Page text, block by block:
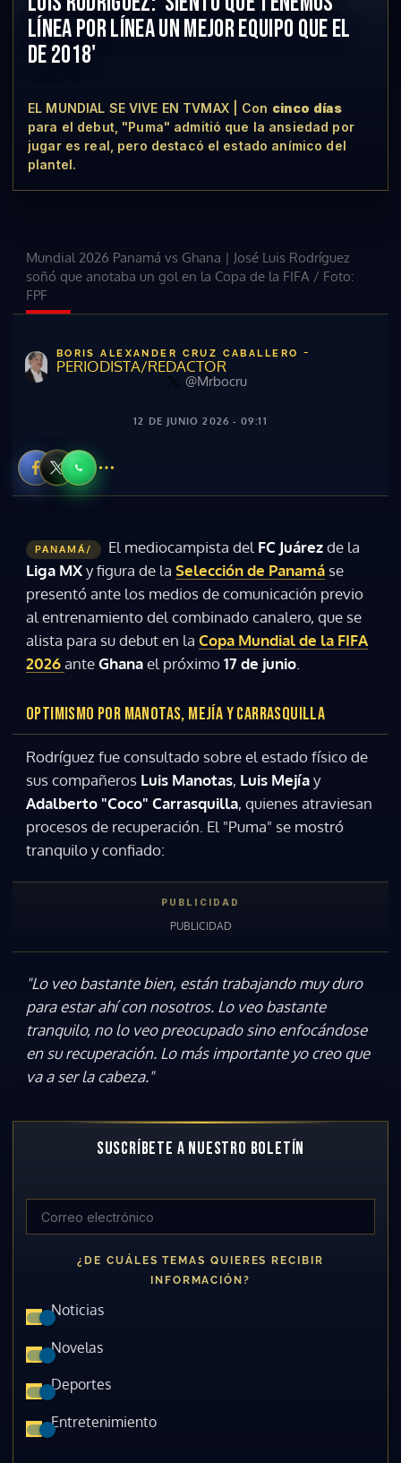
LÍNEA POR LÍNEA UN MEJOR EQUIPO QUE EL
DE 2018'
EL MUNDIAL SE VIVE EN TVMAX | Con cinco días
para el debut, "Puma" admitió que la ansiedad por
jugar es real, pero destacó el estado anímico del
plantel.
Mundial 2026 Panamá vs Ghana | José Luis Rodríguez
soñó que anotaba un gol en la Copa de la FIFA / Foto:
FPF
BORIS ALEXANDER CRUZ CABALLERO -
PERIODISTA/REDACTOR
@Mrbocru
12 DE JUNIO 2026 - 09:11
PANAMÁ/ El mediocampista del FC Juárezde la
Liga MXy figura de la Selección de Panamá se
presentó ante los medios de comunicación previo
al entrenamiento del combinado canalero, que se
alista para su debut en la Copa Mundial de la FIFA
2026anteGhanael próximo17 de junio
OPTIMISMO POR MANOTAS, MEJÍA Y CARRASQUILLA
Rodríguez fue consultado sobre el estado físico de
sus compañeros Luis Manotas, Luis Mejíay
Adalberto "Coco" Carrasquilla, quienes atraviesan
procesos de recuperación. El "Puma" se mostró
tranquilo y confiado:
"Lo veo bastante bien, están trabajando muy duro
para estar ahí con nosotros. Lo veo bastante
tranquilo, no lo veo preocupado sino enfocándose
en su recuperación. Lo más importante yo creo que
va a ser la cabeza."
SUSCRÍBETE A NUESTRO BOLETÍN
¿DE CUÁLES TEMAS QUIERES RECIBIR
INFORMACIÓN?
Noticias
Novelas
Deportes
Entretenimiento